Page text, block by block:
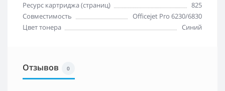
Ресурс картриджа (страниц)
825
Совместимость
Officejet Pro 6230/6830
Цвет тонера
Синий
Отзывов 0